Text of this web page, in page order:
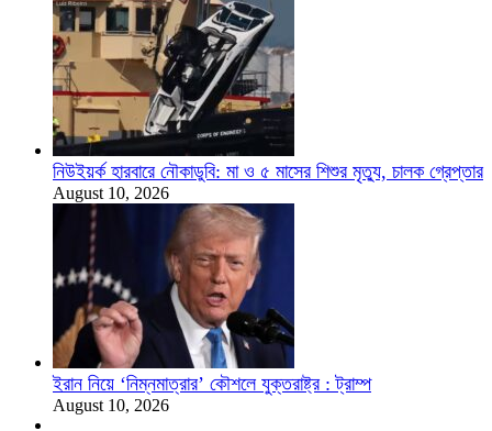
নিউইয়র্ক হারবারে নৌকাডুবি: মা ও ৫ মাসের শিশুর মৃত্যু, চালক গ্রেপ্তার
August 10, 2026
ইরান নিয়ে ‘নিম্নমাত্রার’ কৌশলে যুক্তরাষ্ট্র : ট্রাম্প
August 10, 2026